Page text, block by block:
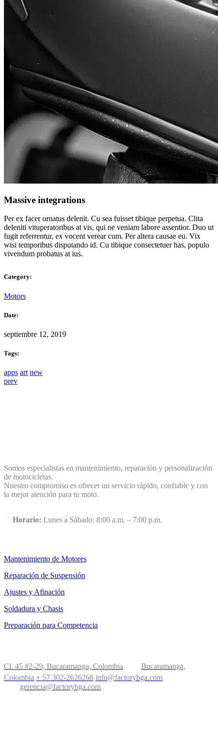
Massive integrations
Per ex facer ornatus delenit. Cu sea fuisset tibique perpetua. Clita
deleniti vituperatoribus at vis, qui ne veniam labore assentior. Duo ut
fugit referrentur, ex vocent verear cum. Per altera causae eu. Vix
wisi temporibus disputando id. Cu tibique consectetuer has, populo
vivendum probatus at ius.
Category:
Motors
Date:
septiembre 12, 2019
Tags:
apps art new
prev
Somos especialistas en mantenimiento, reparación y personalización
de motocicletas.
Nuestro compromiso es ofrecer un servicio rápido, confiable y con
la mejor atención para tu moto.
Horario: Lunes a Sábado: 8:00 a.m. – 7:00 p.m.
Mantenimiento de Motores
Reparación de Suspensión
Ajustes y Afinación
Soldadura y Chasis
Preparación para Competencia
Cl. 45 #2-29, Bucaramanga, Colombia
Bucaramanga,
Colombia + 57 302-2626268 info@factorybga.com
gerencia@factorybga.com